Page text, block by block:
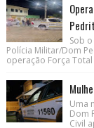
Sob
Polícia Militar/Dom
operação Força Total
Uma
Dom
Civil